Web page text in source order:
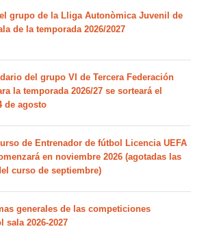
grupo de la Lliga Autonòmica Juvenil de
de la temporada 2026/2027
del grupo VI de Tercera Federación
la temporada 2026/27 se sorteará el
de agosto
de Entrenador de fútbol Licencia UEFA
en noviembre 2026 (agotadas las
curso de septiembre)
generales de las competiciones
2026-2027